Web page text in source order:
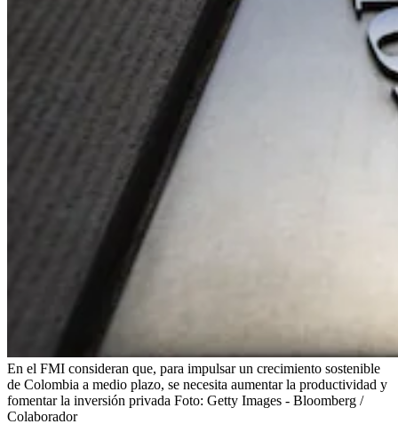
En el FMI consideran que, para impulsar un crecimiento sostenible
de Colombia a medio plazo, se necesita aumentar la productividad y
fomentar la inversión privada Foto: Getty Images - Bloomberg /
Colaborador